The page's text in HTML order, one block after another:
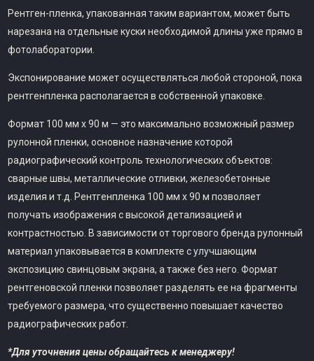
Рентген-пленка, упакованная таким вариантом, может быть
нарезана на отдельные куски необходимой длины уже прямо в
фотолаборатории.
Экспонирование может осуществляться любой стороной, пока
рентгенпленка располагается в собственной упаковке.
Формат 100 мм х 90 м — это максимально возможный размер
рулонной пленки, основное назначение которой
радиографический контроль технологических объектов:
сварные швы, металлические отливки, железобетонные
изделия и т.д. Рентгенпленка 100 мм х 90 м позволяет
получать изображения с высокой детализацией и
контрастностью. В зависимости от торгового бренда рулонный
материал упаковывается в комплекте с улучшающим
экспозицию свинцовым экрана, а также без него. Формат
рентгеновской пленки позволяет разделять ее на фрагменты
требуемого размера, что существенно повышает качество
радиографических работ.
*Для уточнения цены обращайтесь к менеджеру!